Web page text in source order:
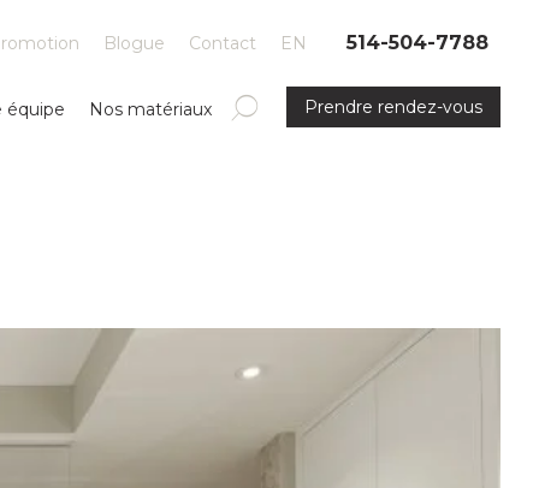
équipe Nos matériaux Prendre rendez-vous
Blogue Contact EN 514-504-7788